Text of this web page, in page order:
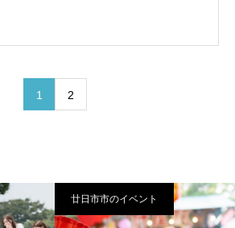
1 2
廿日市市のイベント